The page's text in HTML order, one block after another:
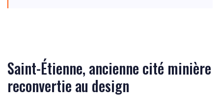
Saint-Étienne, ancienne cité minière
reconvertie au design